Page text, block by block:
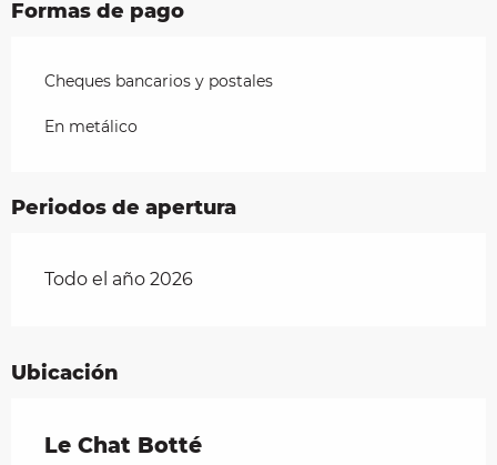
Formas de pago
Cheques bancarios y postales
En metálico
Periodos de apertura
Todo el año 2026
Ubicación
Le Chat Botté